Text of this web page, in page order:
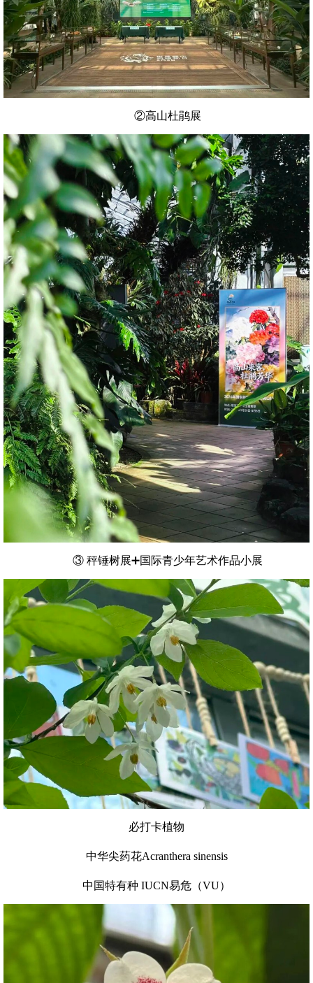
②高山杜鹃展
③ 秤锤树展➕国际青少年艺术作品小展
必打卡植物
中华尖药花Acranthera sinensis
中国特有种 IUCN易危（VU）